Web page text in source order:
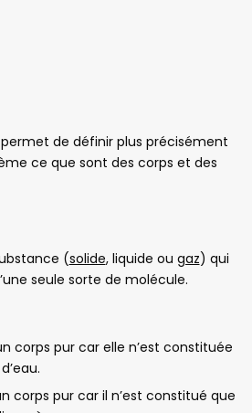
de définir plus précisément
ce que sont des corps et des
(solide, liquide ou gaz) qui
seule sorte de molécule.
corps pur car elle n’est constituée
corps pur car il n’est constitué que